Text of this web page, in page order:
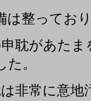
は整ってお
耽があた
。
非常に意